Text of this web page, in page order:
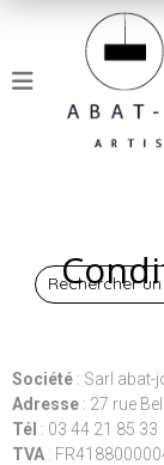
Rechercher
Société : Sarl abat-
Adresse : 27 rue
Tél : 03 44 21 85 33
TVA :